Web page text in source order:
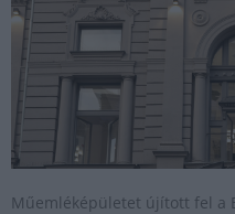
Műemléképületet újított fel a